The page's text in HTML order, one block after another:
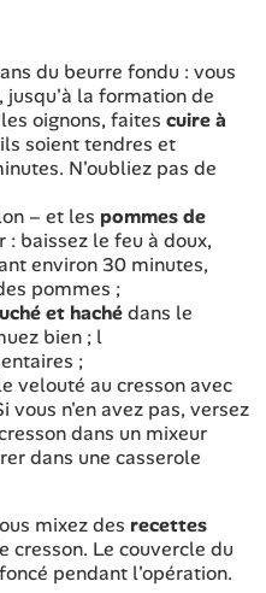
du beurre fondu : vous
jusqu'à la formation de
oignons, faites cuire à
soient tendres et
N'oubliez pas de
– et les pommes de
: baissez le feu à doux,
environ 30 minutes,
pommes ;
et hachédans le
bien ; l
;
velouté au cresson avec
vous n'en avez pas, versez
dans un mixeur
dans une casserole
mixez des recettes
cresson. Le couvercle du
pendant l'opération.